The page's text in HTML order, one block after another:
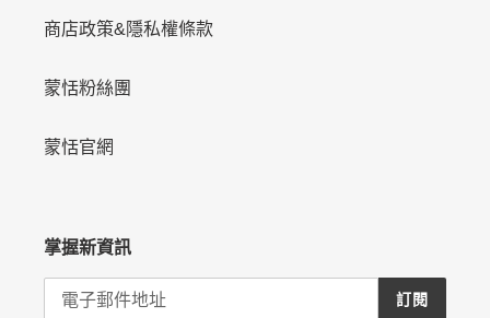
商店政策&隱私權條款
蒙恬粉絲團
蒙恬官網
掌握新資訊
訂閱